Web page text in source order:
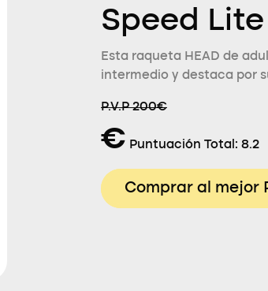
Speed Lite
Esta raqueta HEAD de
intermedio y destaca por
P.V.P 200€
€ Puntuación Total: 8.2
Comprar al mejor